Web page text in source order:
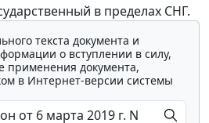
в пределах СНГ.
текста документа и
о вступлении в силу,
применения документа,
в Интернет-версии системы